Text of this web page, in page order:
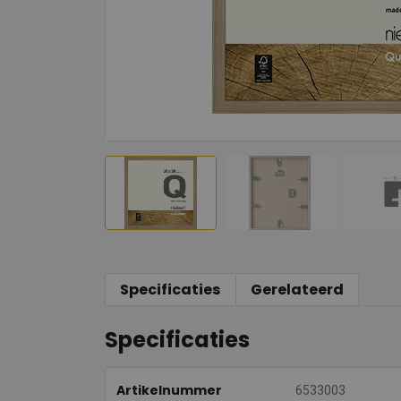
Specificaties Gerelateerd
Specificaties
Artikelnummer 6533003